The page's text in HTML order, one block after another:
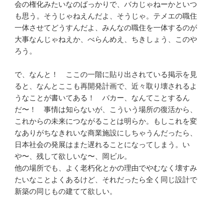
会の権化みたいなのばっかりで、バカじゃねーかといつ
も思う。そうじゃねえんだよ、そうじゃ。テメエの職住
一体させてどうすんだよ、みんなの職住を一体するのが
大事なんじゃねえか、べらんめえ、ちきしょう、このや
ろう。
で、なんと！ ここの一階に貼り出されている掲示を見
ると、なんとここも再開発計画で、近々取り壊されるよ
うなことが書いてある！ バカー、なんてことするん
だ〜！ 事情は知らないが、こういう場所の復活から、
これからの未来につながることは明らか。もしこれを変
なありがちなきれいな商業施設にしちゃうんだったら、
日本社会の発展はまた遅れることになってしまう。い
や〜、残して欲しいな〜、岡ビル。
他の場所でも、よく老朽化とかの理由でやむなく壊すみ
たいなことよくあるけど、それだったら全く同じ設計で
新築の同じもの建てて欲しい。